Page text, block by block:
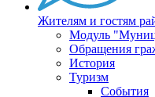
Жителям и гостям
Модуль
Обращения
История
Туризм
События